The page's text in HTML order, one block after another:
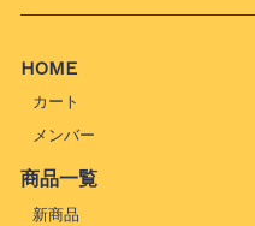
HOME
カート
メンバー
商品一覧
新商品